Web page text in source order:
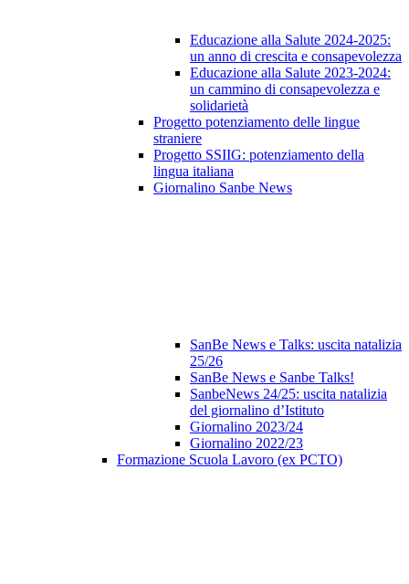
Educazione alla Salute 2024-2025:
un anno di crescita e consapevolezza
Educazione alla Salute 2023‑2024:
un cammino di consapevolezza e
solidarietà
Progetto potenziamento delle lingue
straniere
Progetto SSIIG: potenziamento della
lingua italiana
Giornalino Sanbe News
SanBe News e Talks: uscita natalizia
25/26
SanBe News e Sanbe Talks!
SanbeNews 24/25: uscita natalizia
del giornalino d’Istituto
Giornalino 2023/24
Giornalino 2022/23
Formazione Scuola Lavoro (ex PCTO)